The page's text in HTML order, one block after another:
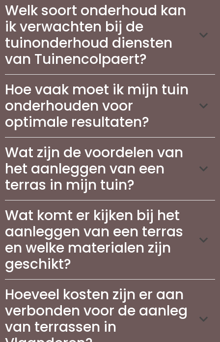
Welk soort onderhoud kan
ik verwachten bij de
tuinonderhoud diensten
van Tuinencolpaert?
Hoe vaak moet ik mijn tuin
onderhouden voor
optimale resultaten?
Wat zijn de voordelen van
het aanleggen van een
terras in mijn tuin?
Wat komt er kijken bij het
aanleggen van een terras
en welke materialen zijn
geschikt?
Hoeveel kosten zijn er aan
verbonden voor de aanleg
van terrassen in